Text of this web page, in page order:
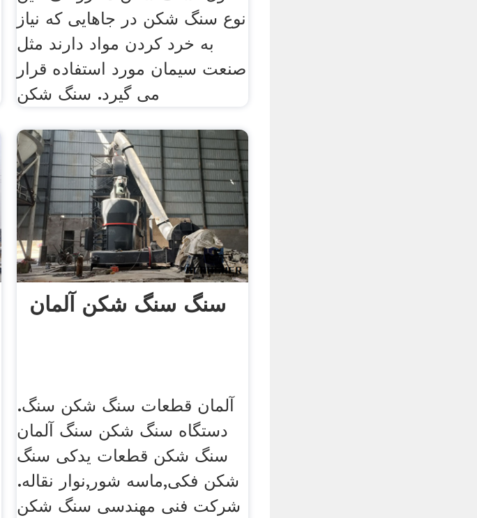
نوع سنگ شکن در جاهایی که نیاز
به خرد کردن مواد دارند مثل
صنعت سیمان مورد استفاده قرار
می گیرد. سنگ شکن
سنگ سنگ شکن آلمان
آلمان قطعات سنگ شکن سنگ.
دستگاه سنگ شکن سنگ آلمان
سنگ شکن قطعات یدکی سنگ
شکن فکی,ماسه شور,نوار نقاله.
شرکت فنی مهندسی سنگ شکن